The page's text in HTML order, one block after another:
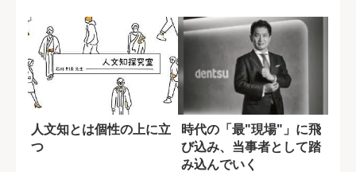
人文知とは個性の上に立
つ
時代の「最"現場"」に飛
び込み、当事者として踏
み込んでいく